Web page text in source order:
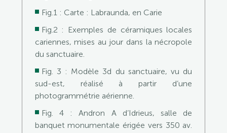
Fig.1 : Carte : Labraunda, en Carie
Fig.2 : Exemples de céramiques locales
cariennes, mises au jour dans la nécropole
du sanctuaire.
Fig. 3 : Modèle 3d du sanctuaire, vu du
sud-est, réalisé à partir d’une
photogrammétrie aérienne.
Fig. 4 : Andron A d’Idrieus, salle de
banquet monumentale érigée vers 350 av.